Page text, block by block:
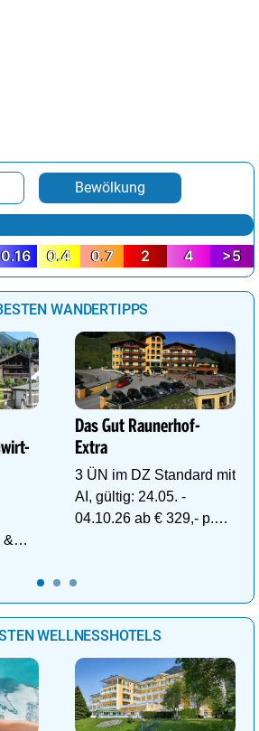
Bewölkung
0.16 0.4 0.7 2 4 >5
WANDERTIPPS
&
Das Gut Raunerhof-
Extra
3 ÜN im DZ Standard mit
AI, gültig: 24.05. -
04.10.26 ab € 329,- p.P.
WELLNESSHOTELS